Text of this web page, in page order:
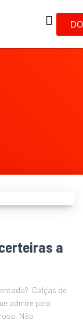
a
Calças de
admire pelo
Não